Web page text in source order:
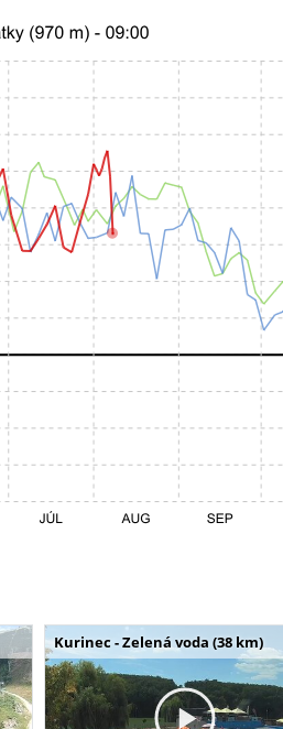
Kurinec - Zelená voda (38 km)